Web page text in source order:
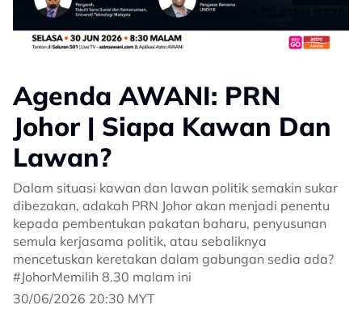
Agenda AWANI: PRN
Johor | Siapa Kawan Dan
Lawan?
Dalam situasi kawan dan lawan politik semakin sukar
dibezakan, adakah PRN Johor akan menjadi penentu
kepada pembentukan pakatan baharu, penyusunan
semula kerjasama politik, atau sebaliknya
mencetuskan keretakan dalam gabungan sedia ada?
#JohorMemilih 8.30 malam ini
30/06/2026 20:30 MYT